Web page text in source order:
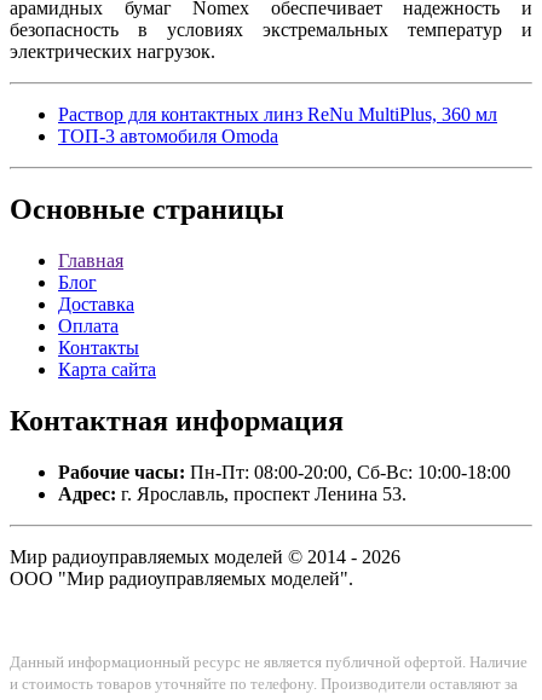
арамидных бумаг Nomex обеспечивает надежность и
безопасность в условиях экстремальных температур и
электрических нагрузок.
Раствор для контактных линз ReNu MultiPlus, 360 мл
ТОП-3 автомобиля Omoda
Основные страницы
Главная
Блог
Доставка
Оплата
Контакты
Карта сайта
Контактная информация
Рабочие часы: Пн-Пт: 08:00-20:00, Сб-Вс: 10:00-18:00
Адрес: г. Ярославль, проспект Ленина 53.
Мир радиоуправляемых моделей © 2014 - 2026
ООО "Мир радиоуправляемых моделей".
Данный информационный ресурс не является публичной офертой. Наличие
и стоимость товаров уточняйте по телефону. Производители оставляют за